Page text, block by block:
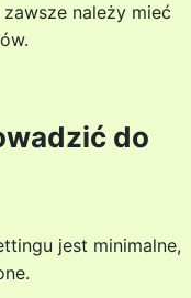
należy mieć
do
jest minimalne,